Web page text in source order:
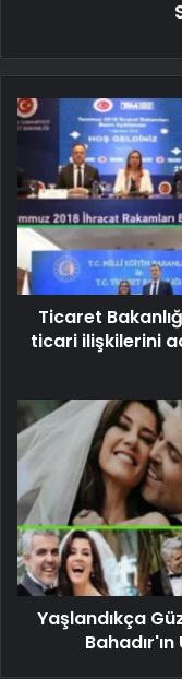
Ticaret
ticari ilişkilerini
Yaşlandıkça